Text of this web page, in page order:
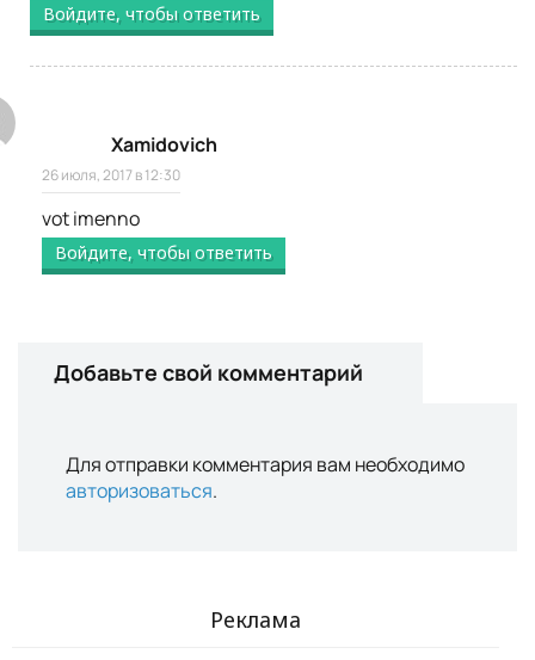
Войдите, чтобы ответить
Xamidovich
26 июля, 2017 в 12:30
vot imenno
Войдите, чтобы ответить
Добавьте свой комментарий
Для отправки комментария вам необходимо
авторизоваться.
Реклама